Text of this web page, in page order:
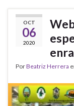
OCT
06
2020
PorBeatriz Herrera